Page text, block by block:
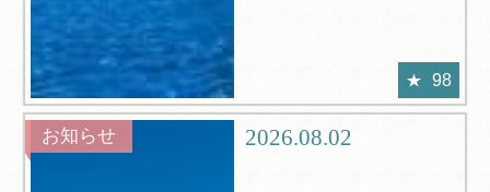
98
お知らせ 2026.08.02